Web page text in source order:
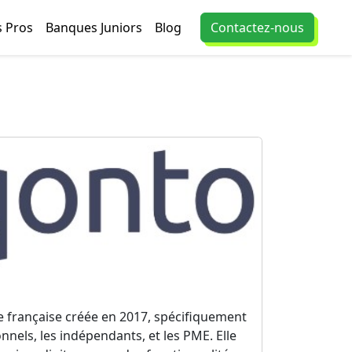
Pros Banques Juniors Blog Contactez-nous
créée en 2017, spécifiquement
les indépendants, et les PME. Elle